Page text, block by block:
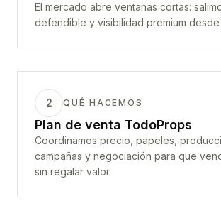
El mercado abre ventanas cortas:
defendible y visibilidad premium desde
2 QUÉ HACEMOS
Plan de venta TodoProps
Coordinamos precio, papeles,
campañas y negociación para que
sin regalar valor.